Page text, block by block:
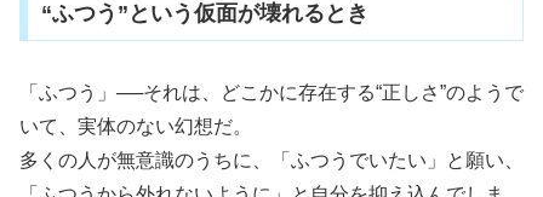
“ふつう”という仮面が壊れるとき
「ふつう」──それは、どこかに存在する“正しさ”のようで
いて、実体のない幻想だ。
多くの人が無意識のうちに、「ふつうでいたい」と願い、